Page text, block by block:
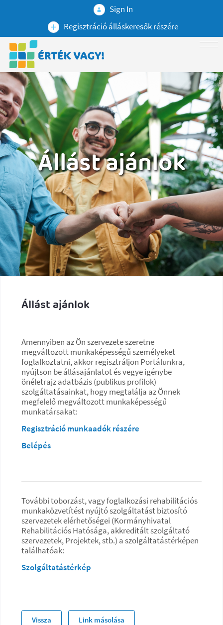
Sign In
Regisztráció álláskeresők részére
Állást ajánlok
Állást ajánlok
Amennyiben az Ön szervezete szeretne
megváltozott munkaképességű személyeket
foglalkoztatni, akkor regisztráljon Portálunkra,
nyújtson be állásajánlatot és vegye igénybe
önéletrajz adatbázis (publikus profilok)
szolgáltatásainkat, hogy megtalálja az Önnek
megfelelő megváltozott munkaképességű
munkatársakat:
Regisztráció munkaadók részére
Belépés
További toborzást, vagy foglalkozási rehabilitációs
munkaközvetítést nyújtó szolgáltatást biztosító
szervezetek elérhetőségei (Kormányhivatal
Rehabilitációs Hatósága, akkreditált szolgáltató
szervezetek, Projektek, stb.) a szolgáltatástérképen
találhatóak:
Szolgáltatástérkép
Vissza Link másolása